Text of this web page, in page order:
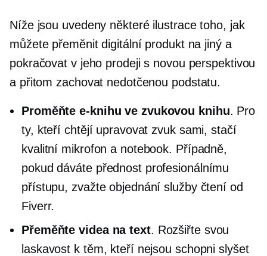
Níže jsou uvedeny některé ilustrace toho, jak
můžete přeměnit digitální produkt na jiný a
pokračovat v jeho prodeji s novou perspektivou
a přitom zachovat nedotčenou podstatu.
Proměňte e-knihu ve zvukovou knihu. Pro
ty, kteří chtějí upravovat zvuk sami, stačí
kvalitní mikrofon a notebook. Případně,
pokud dáváte přednost profesionálnímu
přístupu, zvažte objednání služby čtení od
Fiverr.
Přeměňte videa na text. Rozšiřte svou
laskavost k těm, kteří nejsou schopni slyšet